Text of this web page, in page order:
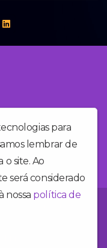
para
lembrar de
site. Ao
será considerado
nossa política de
mais alegre do Brasil!